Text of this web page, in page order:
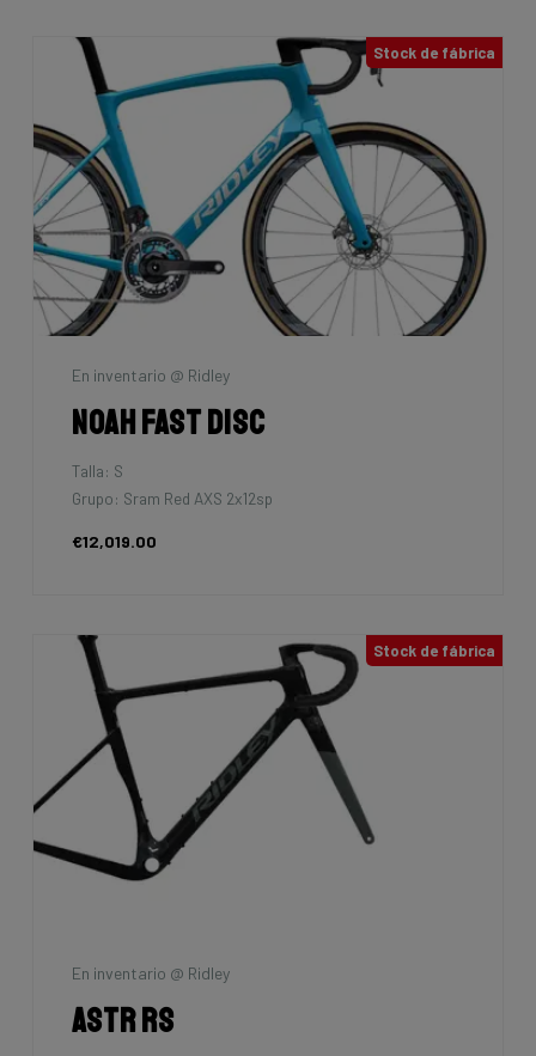
Stock de fábrica
En inventario @ Ridley
Noah Fast Disc
Talla: S
Grupo: Sram Red AXS 2x12sp
€12,019.00
Stock de fábrica
En inventario @ Ridley
Astr RS